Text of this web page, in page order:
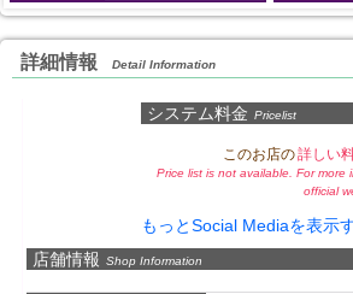
詳細情報 Detail Information
システム料金 Pricelist
このお店の詳しい
Price list is not available. For more
official
もっとSocial Mediaを表示
店舗情報 Shop Information